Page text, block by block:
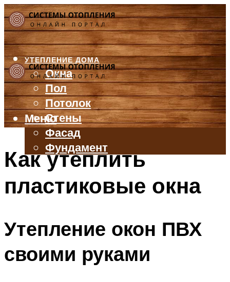
УТЕПЛЕНИЕ ДОМА
Окна
Пол
Потолок
Стены
Фасад
Фундамент
БАЛКОН И ЛОДЖИЯ
ВЕНТИЛЯЦИЯ
Меню
Как утеплить
пластиковые окна
Утепление окон ПВХ
своими руками